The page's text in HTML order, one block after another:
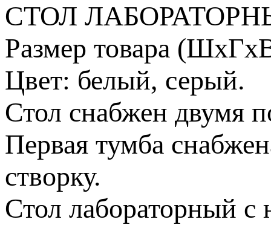
СТОЛ
Размер товара
Цвет: белый, серый.
Стол снабжен двумя
Первая тумба
створку.
Стол лабораторный